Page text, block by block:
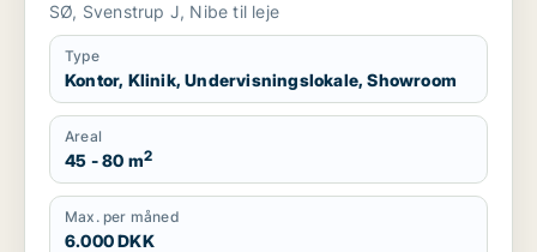
SØ, Svenstrup J, Nibe til leje
Type
Kontor, Klinik, Undervisningslokale, Showroom
Areal
45 - 80 m2
Max. per måned
6.000 DKK